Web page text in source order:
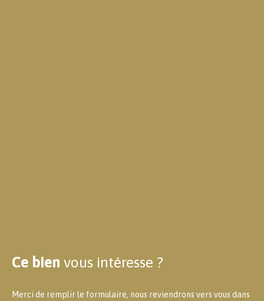
Ce bien vous intéresse ?
Merci de remplir le formulaire, nous reviendrons vers vous dans